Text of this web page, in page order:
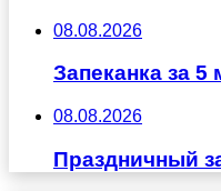
08.08.2026
Запеканка за 5
08.08.2026
Праздничный